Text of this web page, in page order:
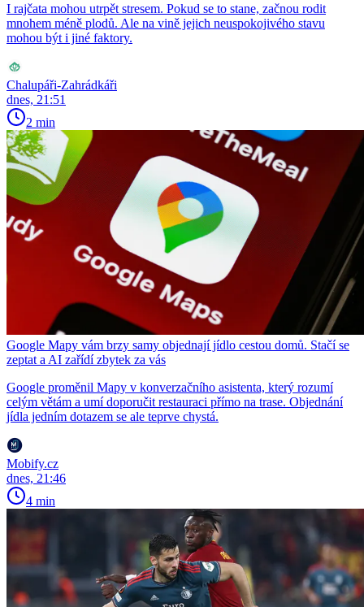
I rajčata mohou utrpět stresem. Pokud se to stane, začnou rodit
mnohem méně plodů. Ale na vině jejich neuspokojivého stavu
mohou být i jiné faktory.
Chalupáři-Zahrádkáři
dnes, 21:51
2 min
Google Mapy vám brzy samy objednají jídlo cestou domů. Stačí se
zeptat a AI zařídí zbytek za vás
Google proměnil Mapy v konverzačního asistenta, který rozumí
celým větám a umí doporučit restauraci přímo na trase. Objednání
jídla jedním dotazem se ale teprve chystá.
Mobify.cz
dnes, 21:46
4 min